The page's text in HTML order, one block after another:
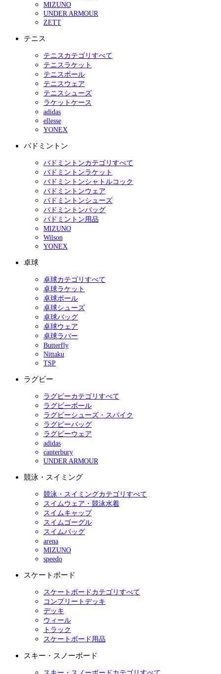
MIZUNO
UNDER ARMOUR
ZETT
テニス
テニスカテゴリすべて
テニスラケット
テニスボール
テニスウェア
テニスシューズ
ラケットケース
adidas
ellesse
YONEX
バドミントン
バドミントンカテゴリすべて
バドミントンラケット
バドミントンシャトルコック
バドミントンウェア
バドミントンシューズ
バドミントンバッグ
バドミントン用品
MIZUNO
Wilson
YONEX
卓球
卓球カテゴリすべて
卓球ラケット
卓球ボール
卓球シューズ
卓球バッグ
卓球ウェア
卓球ラバー
Butterfly
Nittaku
TSP
ラグビー
ラグビーカテゴリすべて
ラグビーボール
ラグビーシューズ・スパイク
ラグビーバッグ
ラグビーウェア
adidas
canterbury
UNDER ARMOUR
競泳・スイミング
競泳・スイミングカテゴリすべて
スイムウェア・競泳水着
スイムキャップ
スイムゴーグル
スイムバッグ
arena
MIZUNO
speedo
スケートボード
スケートボードカテゴリすべて
コンプリートデッキ
デッキ
ウィール
トラック
スケートボード用品
スキー・スノーボード